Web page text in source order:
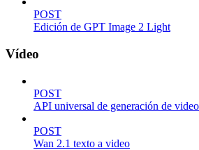
POST
Edición de GPT Image 2 Light
Vídeo
POST
API universal de generación de video
POST
Wan 2.1 texto a video